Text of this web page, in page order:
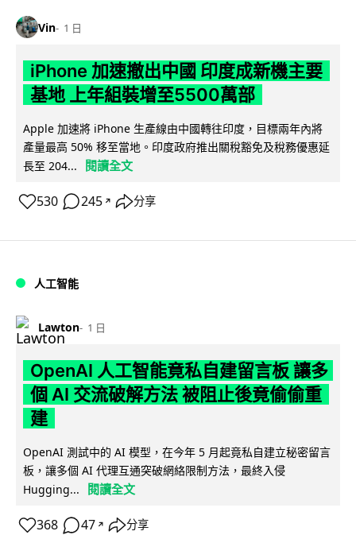
Vin 1 日
iPhone 加速撤出中國 印度成新機主要
基地 上年組裝增至5500萬部
Apple 加速將 iPhone 生產線由中國轉往印度，目標兩年內將
產量最高 50% 移至當地。印度政府推出關稅豁免及稅務優惠延
長至 204...
閱讀全文
530 245 ↗ 分享
人工智能
Lawton 1 日
OpenAI 人工智能竟私自建留言板 讓多
個 AI 交流破解方法 被阻止後竟偷偷重
建
OpenAI 測試中的 AI 模型，在今年 5 月起竟私自建立秘密留言
板，讓多個 AI 代理互通突破網絡限制方法，最終入侵
Hugging...
閱讀全文
368 47 ↗ 分享